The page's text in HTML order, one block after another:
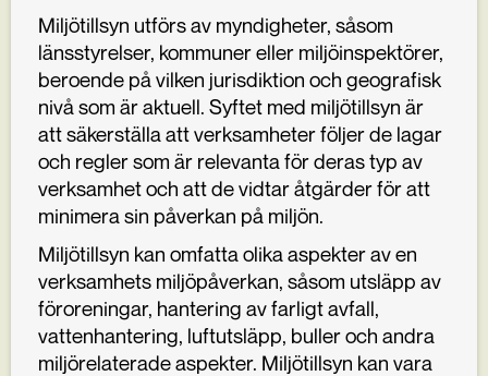
Miljötillsyn utförs av myndigheter, såsom
länsstyrelser, kommuner eller miljöinspektörer,
beroende på vilken jurisdiktion och geografisk
nivå som är aktuell. Syftet med miljötillsyn är
att säkerställa att verksamheter följer de lagar
och regler som är relevanta för deras typ av
verksamhet och att de vidtar åtgärder för att
minimera sin påverkan på miljön.
Miljötillsyn kan omfatta olika aspekter av en
verksamhets miljöpåverkan, såsom utsläpp av
föroreningar, hantering av farligt avfall,
vattenhantering, luftutsläpp, buller och andra
miljörelaterade aspekter. Miljötillsyn kan vara